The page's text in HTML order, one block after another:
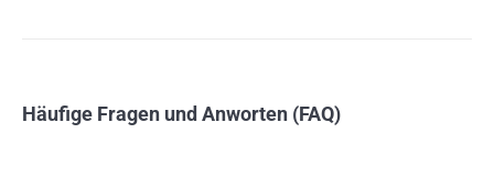
Häufige Fragen und Anworten (FAQ)